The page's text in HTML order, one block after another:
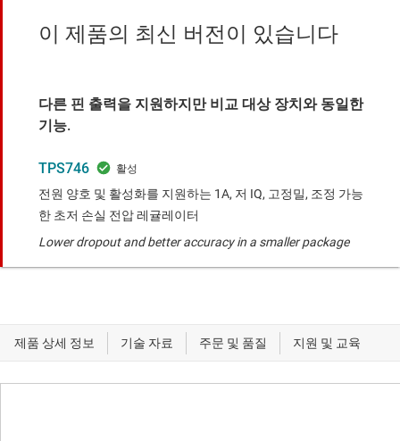
이 제품의 최신 버전이 있습니다
다른 핀 출력을 지원하지만 비교 대상 장치와 동일한
기능.
TPS746
전원 양호 및 활성화를 지원하는 1A, 저 IQ, 고정밀, 조정 가능
한 초저 손실 전압 레귤레이터
Lower dropout and better accuracy in a smaller package